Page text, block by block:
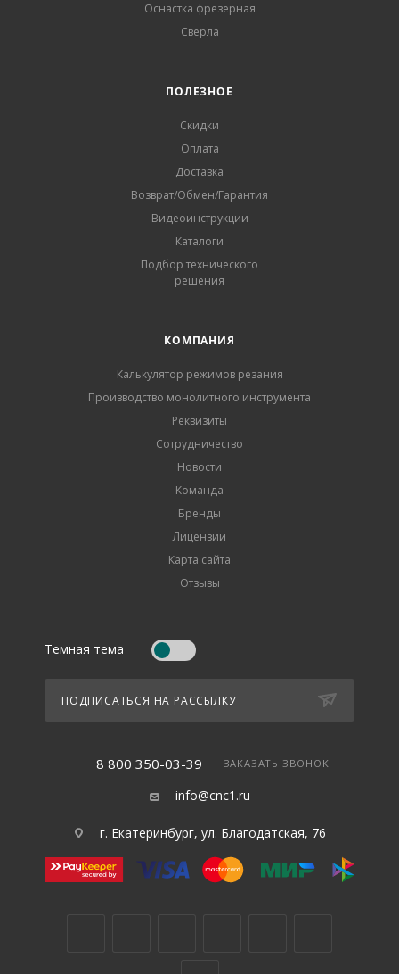
Оснастка фрезерная
Сверла
ПОЛЕЗНОЕ
Скидки
Оплата
Доставка
Возврат/Обмен/Гарантия
Видеоинструкции
Каталоги
Подбор технического
решения
КОМПАНИЯ
Калькулятор режимов резания
Производство монолитного инструмента
Реквизиты
Сотрудничество
Новости
Команда
Бренды
Лицензии
Карта сайта
Отзывы
Темная тема
ПОДПИСАТЬСЯ НА РАССЫЛКУ
8 800 350-03-39 ЗАКАЗАТЬ ЗВОНОК
info@cnc1.ru
г. Екатеринбург, ул. Благодатская, 76